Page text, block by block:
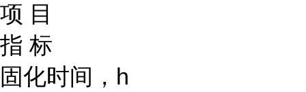
项 目
指 标
固化时间，h